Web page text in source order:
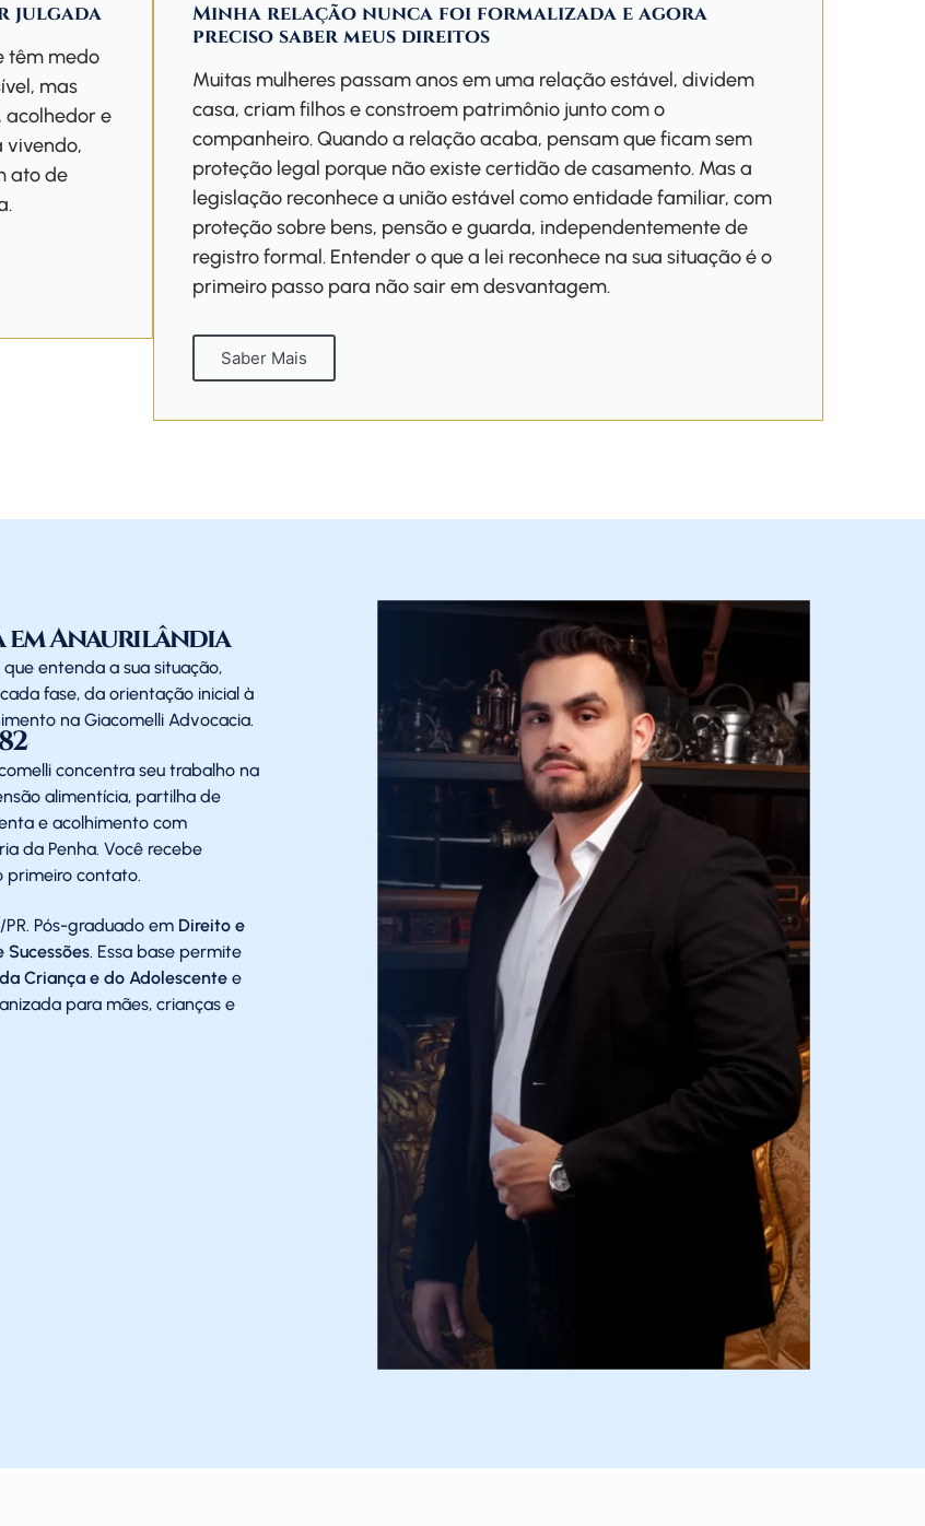
julgada
têm medo
mas
acolhedor e
vivendo,
ato de
Minha relação nunca foi formalizada e agora
preciso saber meus direitos
Muitas mulheres passam anos em uma relação estável, dividem
casa, criam filhos e constroem patrimônio junto com o
companheiro. Quando a relação acaba, pensam que ficam sem
proteção legal porque não existe certidão de casamento. Mas a
legislação reconhece a união estável como entidade familiar, com
proteção sobre bens, pensão e guarda, independentemente de
registro formal. Entender o que a lei reconhece na sua situação é o
primeiro passo para não sair em desvantagem.
Saber Mais
em Anaurilândia
entenda a sua situação,
fase, da orientação inicial à
na Giacomelli Advocacia.
concentra seu trabalho na
alimentícia, partilha de
e acolhimento com
da Penha. Você recebe
primeiro contato.
Pós-graduado em Direito e
Sucessões. Essa base permite
Criança e do Adolescente e
para mães, crianças e